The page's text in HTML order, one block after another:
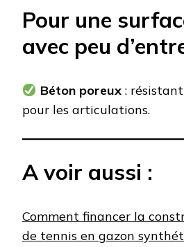
Pour une
avec peu
Béton poreux:
pour les articulations.
A voir aussi :
Comment financer la
de tennis en gazon